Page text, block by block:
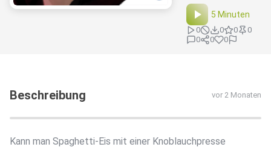
5 Minuten
0 0 0
0
0
0 0
Beschreibung vor 2 Monaten
Kann man Spaghetti-Eis mit einer Knoblauchpresse